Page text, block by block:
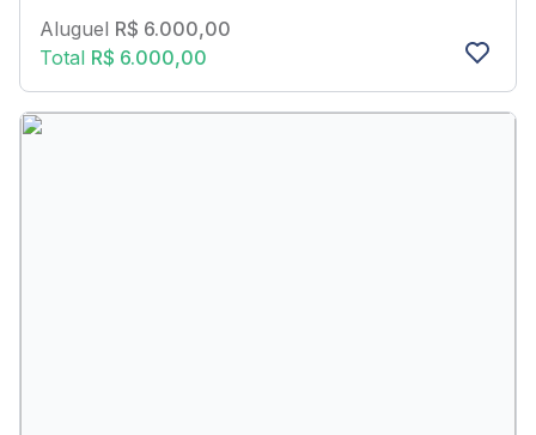
Aluguel R$ 6.000,00
Total R$ 6.000,00